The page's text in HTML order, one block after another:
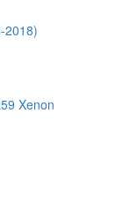
2018)
Xenon